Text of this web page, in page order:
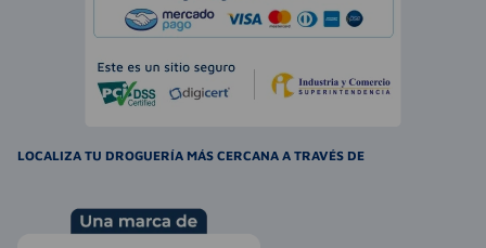
LOCALIZA TU DROGUERÍA MÁS CERCANA A TRAVÉS DE